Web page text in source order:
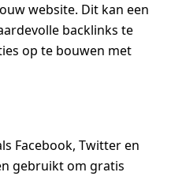
website. Dit kan een
backlinks te
op te bouwen met
Facebook, Twitter en
gebruikt om gratis